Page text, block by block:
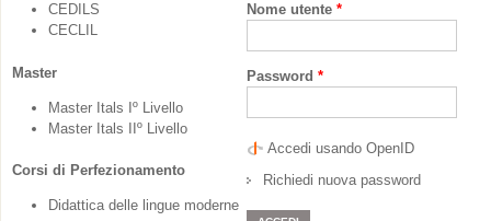
CEDILS
CECLIL
Master
Master Itals Iº Livello
Master Itals IIº Livello
Corsi di Perfezionamento
Didattica delle lingue moderne
Nome utente *
Password *
Accedi usando OpenID
Richiedi nuova password